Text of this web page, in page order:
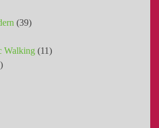
(39)
Walking (11)